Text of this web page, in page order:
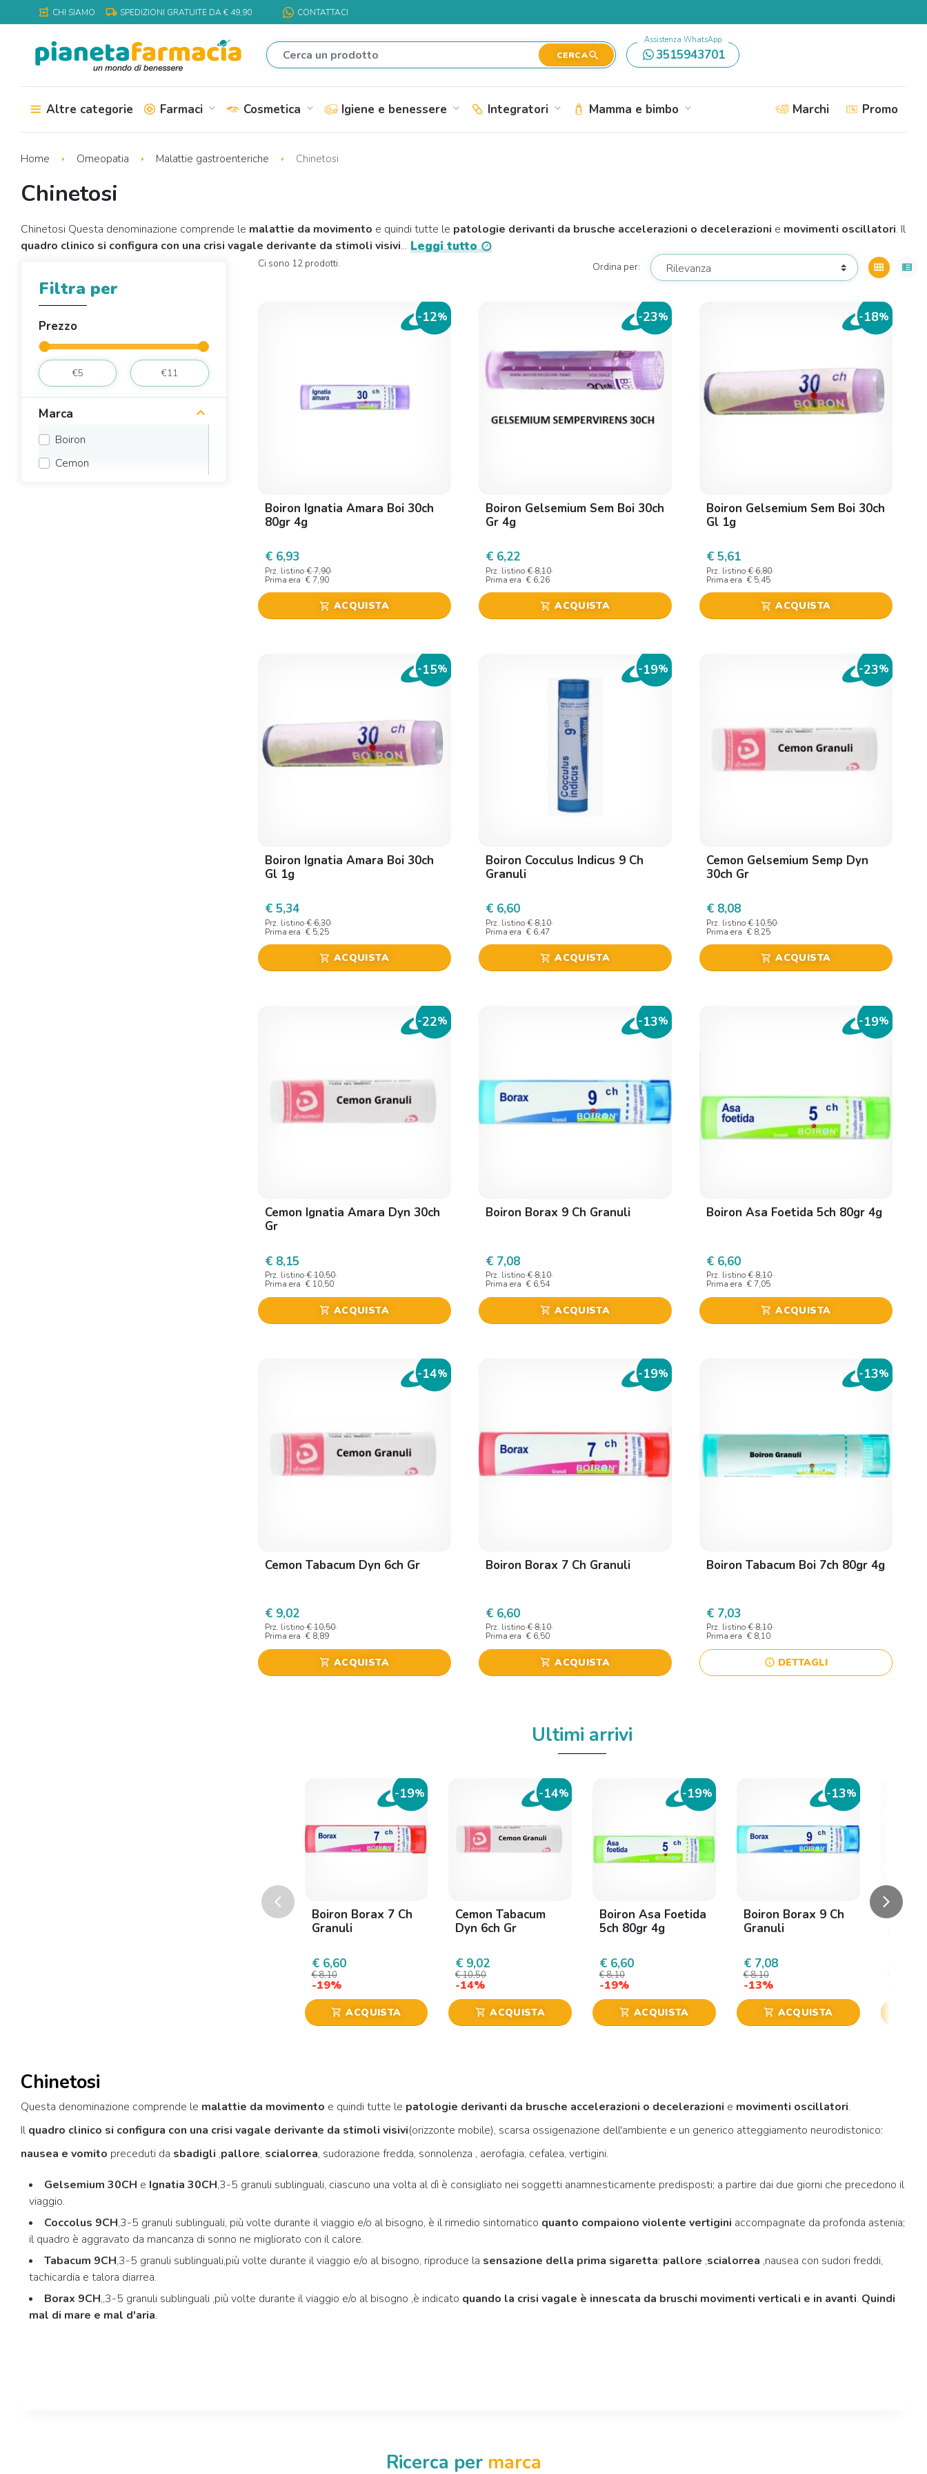
local_pharmacy CHI SIAMO local_shipping SPEDIZIONI GRATUITE DA € 49,90 CONTATTACI
CERCAsearch
Assistenza WhatsApp
3515943701
Altre categorie Farmaci expand_more Cosmetica expand_more Igiene e benessere expand_more Integratori expand_more Mamma e bimbo expand_more Marchi Promo
Home Omeopatia Malattie gastroenteriche Chinetosi
Chinetosi
Chinetosi Questa denominazione comprende le malattie da movimento e quindi tutte le patologie derivanti da brusche accelerazioni o decelerazioni e movimenti oscillatori. Il
quadro clinico si configura con una crisi vagale derivante da stimoli visivi... Leggi tutto
Filtra per
Prezzo
Marca
Boiron
Cemon
Ci sono 12 prodotti. Ordina per: view_module view_list
-12%
Boiron Ignatia Amara Boi 30ch
80gr 4g
€ 6,93
Prz. listino € 7,90
Prima era € 7,90
shopping_cart ACQUISTA
-23%
Boiron Gelsemium Sem Boi 30ch
Gr 4g
€ 6,22
Prz. listino € 8,10
Prima era € 6,26
shopping_cart ACQUISTA
-18%
Boiron Gelsemium Sem Boi 30ch
Gl 1g
€ 5,61
Prz. listino € 6,80
Prima era € 5,45
shopping_cart ACQUISTA
-15%
Boiron Ignatia Amara Boi 30ch
Gl 1g
€ 5,34
Prz. listino € 6,30
Prima era € 5,25
shopping_cart ACQUISTA
-19%
Boiron Cocculus Indicus 9 Ch
Granuli
€ 6,60
Prz. listino € 8,10
Prima era € 6,47
shopping_cart ACQUISTA
-23%
Cemon Gelsemium Semp Dyn
30ch Gr
€ 8,08
Prz. listino € 10,50
Prima era € 8,25
shopping_cart ACQUISTA
-22%
Cemon Ignatia Amara Dyn 30ch
Gr
€ 8,15
Prz. listino € 10,50
Prima era € 10,50
shopping_cart ACQUISTA
-13%
Boiron Borax 9 Ch Granuli
€ 7,08
Prz. listino € 8,10
Prima era € 6,54
shopping_cart ACQUISTA
-19%
Boiron Asa Foetida 5ch 80gr 4g
€ 6,60
Prz. listino € 8,10
Prima era € 7,05
shopping_cart ACQUISTA
-14%
Cemon Tabacum Dyn 6ch Gr
€ 9,02
Prz. listino € 10,50
Prima era € 8,89
shopping_cart ACQUISTA
-19%
Boiron Borax 7 Ch Granuli
€ 6,60
Prz. listino € 8,10
Prima era € 6,50
shopping_cart ACQUISTA
-13%
Boiron Tabacum Boi 7ch 80gr 4g
€ 7,03
Prz. listino € 8,10
Prima era € 8,10
info DETTAGLI
Ultimi arrivi
Precedente
arrow_back_ios arrow_forward_ios
-19%
Boiron Borax 7 Ch
Granuli
€ 6,60
€ 8,10
-19%
shopping_cart ACQUISTA
-14%
Cemon Tabacum
Dyn 6ch Gr
€ 9,02
€ 10,50
-14%
shopping_cart ACQUISTA
-19%
Boiron Asa Foetida
5ch 80gr 4g
€ 6,60
€ 8,10
-19%
shopping_cart ACQUISTA
-13%
Boiron Borax 9 Ch
Granuli
€ 7,08
€ 8,10
-13%
shopping_cart ACQUISTA
Chinetosi
Questa denominazione comprende le malattie da movimento e quindi tutte le patologie derivanti da brusche accelerazioni o decelerazioni e movimenti oscillatori.
Il quadro clinico si configura con una crisi vagale derivante da stimoli visivi(orizzonte mobile), scarsa ossigenazione dell'ambiente e un generico atteggiamento neurodistonico:
nausea e vomito preceduti da sbadigli ,pallore, scialorrea, sudorazione fredda, sonnolenza , aerofagia, cefalea, vertigini.
Gelsemium 30CH e Ignatia 30CH,3-5 granuli sublinguali, ciascuno una volta al dì è consigliato nei soggetti anamnesticamente predisposti; a partire dai due giorni che precedono il
viaggio.
Coccolus 9CH,3-5 granuli sublinguali, più volte durante il viaggio e/o al bisogno, è il rimedio sintomatico quanto compaiono violente vertigini accompagnate da profonda astenia;
il quadro è aggravato da mancanza di sonno ne migliorato con il calore.
Tabacum 9CH,3-5 granuli sublinguali,più volte durante il viaggio e/o al bisogno, riproduce la sensazione della prima sigaretta: pallore ,scialorrea ,nausea con sudori freddi,
tachicardia e talora diarrea.
Borax 9CH,,3-5 granuli sublinguali ,più volte durante il viaggio e/o al bisogno ,è indicato quando la crisi vagale è innescata da bruschi movimenti verticali e in avanti. Quindi
mal di mare e mal d'aria.
Ricerca per marca